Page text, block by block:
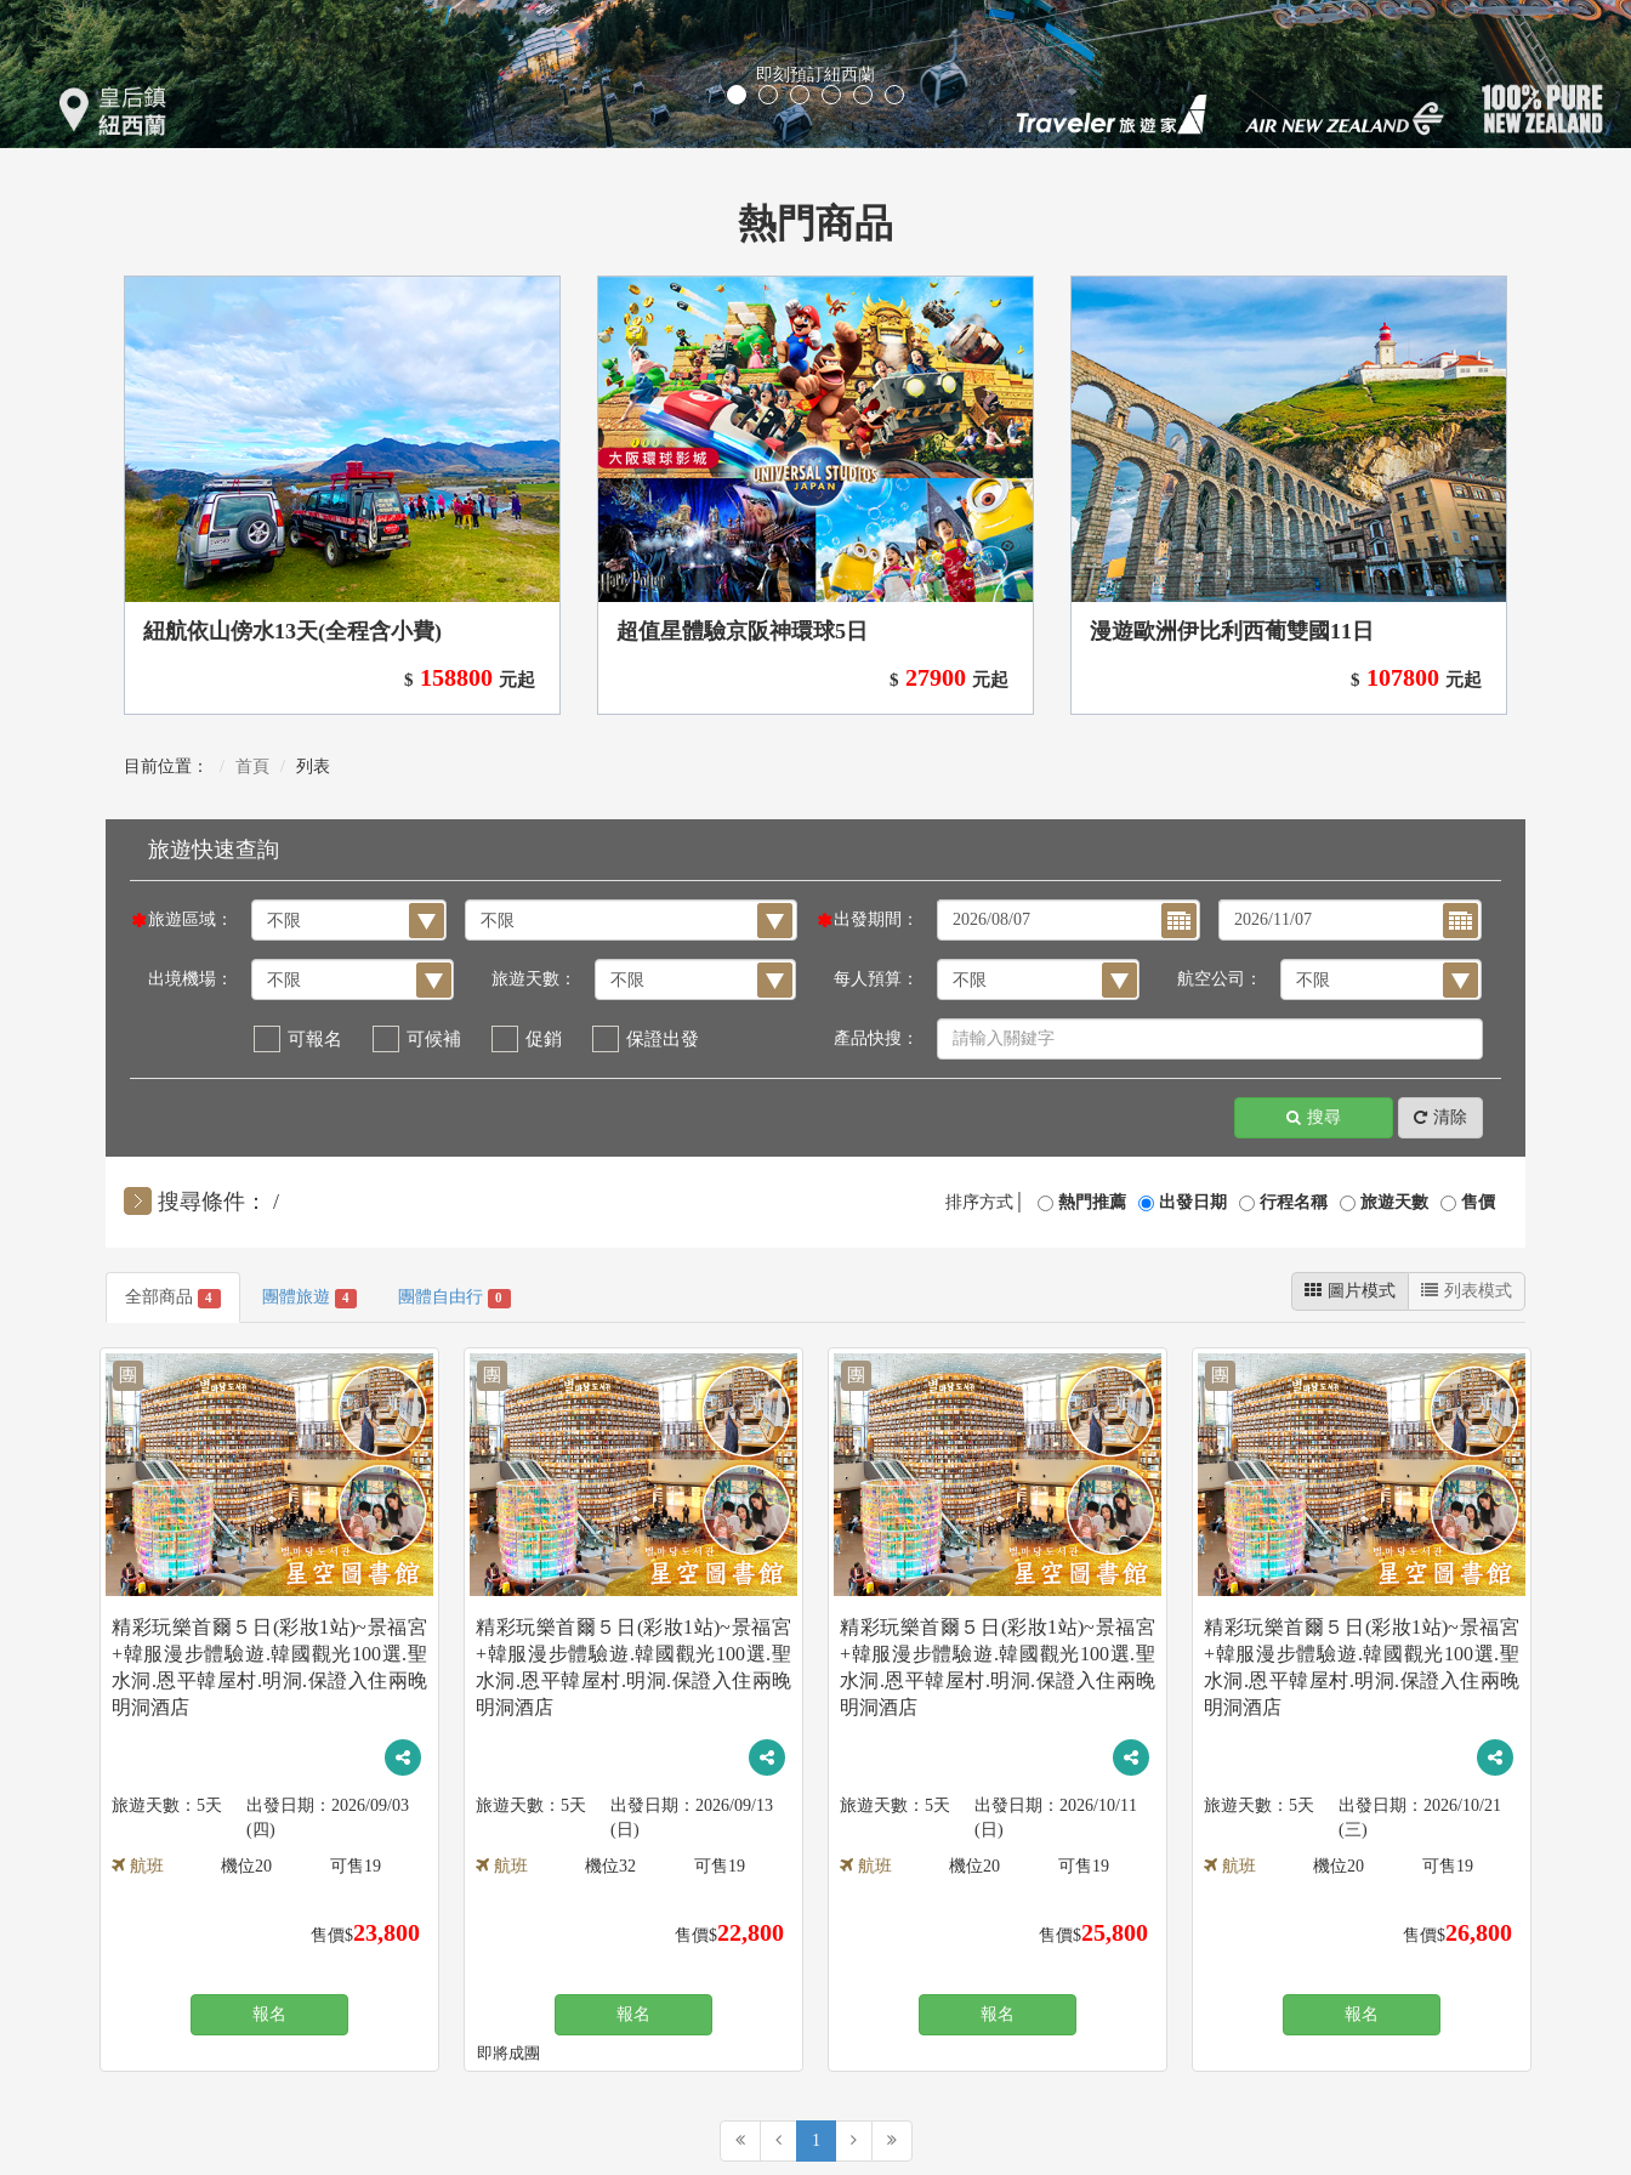
立山黑部
熱門商品
紐航依山傍水13天(全程含小費)
$ 158800 元起
超值星體驗京阪神環球5日
$ 27900 元起
漫遊歐洲伊比利西葡雙國11日
$ 107800 元起
目前位置： 首頁 列表
旅遊區域： 出發期間：
出境機場： 旅遊天數： 每人預算： 航空公司：
可報名 可候補 促銷 保證出發 產品快搜：
搜尋 清除
搜尋條件： 排序方式│ 熱門推薦 出發日期 行程名稱 旅遊天數 售價
全部商品 4 團體旅遊 4 團體自由行 0 圖片模式 列表模式
團
精彩玩樂首爾５日(彩妝1站)~景福宮
+韓服漫步體驗遊.韓國觀光100選.聖
水洞.恩平韓屋村.明洞.保證入住兩晚
明洞酒店
5天
2026/09/03
(四)
航班
售價$23,800
機位20 可售19
報名
團
精彩玩樂首爾５日(彩妝1站)~景福宮
+韓服漫步體驗遊.韓國觀光100選.聖
水洞.恩平韓屋村.明洞.保證入住兩晚
明洞酒店
5天
2026/09/13
(日)
航班
售價$22,800
機位32 可售19
報名
即將成團
團
精彩玩樂首爾５日(彩妝1站)~景福宮
+韓服漫步體驗遊.韓國觀光100選.聖
水洞.恩平韓屋村.明洞.保證入住兩晚
明洞酒店
5天
2026/10/11
(日)
航班
售價$25,800
機位20 可售19
報名
團
精彩玩樂首爾５日(彩妝1站)~景福宮
+韓服漫步體驗遊.韓國觀光100選.聖
水洞.恩平韓屋村.明洞.保證入住兩晚
明洞酒店
5天
2026/10/21
(三)
航班
售價$26,800
機位20 可售19
報名
1